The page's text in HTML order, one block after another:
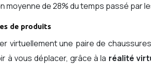
moyenne de 28% du temps passé par
de produits
virtuellement une paire de
à vous déplacer, grâce à la réalité